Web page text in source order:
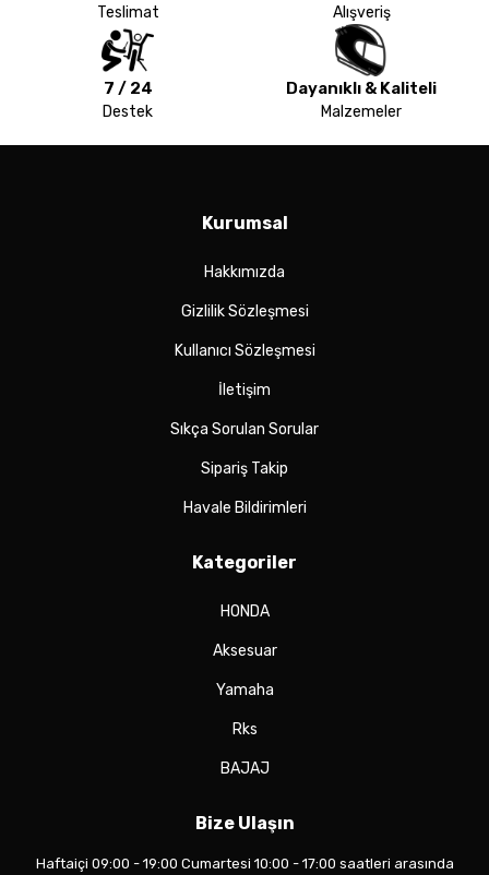
Teslimat Alışveriş
7 / 24
Destek
Dayanıklı & Kaliteli
Malzemeler
Kurumsal
Hakkımızda
Gizlilik Sözleşmesi
Kullanıcı Sözleşmesi
İletişim
Sıkça Sorulan Sorular
Sipariş Takip
Havale Bildirimleri
Kategoriler
HONDA
Aksesuar
Yamaha
Rks
BAJAJ
Bize Ulaşın
Haftaiçi 09:00 - 19:00 Cumartesi 10:00 - 17:00 saatleri arasında